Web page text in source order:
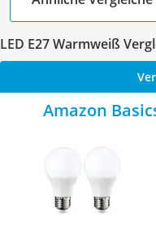
LED E27 Warmweiß
Amazon